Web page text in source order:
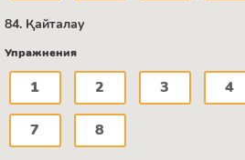
84. Қайталау
Упражнения
1 2 3 4
7 8